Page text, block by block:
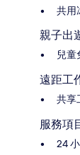
共用
親子出
兒童
遠距工
共享
服務項
24